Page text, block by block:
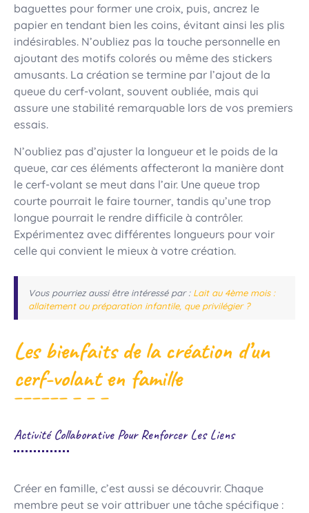
baguettes pour former une croix, puis, ancrez le
papier en tendant bien les coins, évitant ainsi les plis
indésirables. N’oubliez pas la touche personnelle en
ajoutant des motifs colorés ou même des stickers
amusants. La création se termine par l’ajout de la
queue du cerf-volant, souvent oubliée, mais qui
assure une stabilité remarquable lors de vos premiers
essais.
N’oubliez pas d’ajuster la longueur et le poids de la
queue, car ces éléments affecteront la manière dont
le cerf-volant se meut dans l’air. Une queue trop
courte pourrait le faire tourner, tandis qu’une trop
longue pourrait le rendre difficile à contrôler.
Expérimentez avec différentes longueurs pour voir
celle qui convient le mieux à votre création.
Vous pourriez aussi être intéressé par : Lait au 4ème mois :
allaitement ou préparation infantile, que privilégier ?
Les bienfaits de la création d’un
cerf-volant en famille
Activité Collaborative Pour Renforcer Les Liens
Créer en famille, c’est aussi se découvrir. Chaque
membre peut se voir attribuer une tâche spécifique :